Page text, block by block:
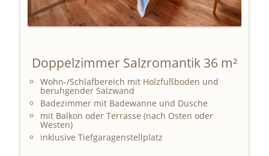
Doppelzimmer Salzromantik 36 m²
Wohn-/Schlafbereich mit Holzfußboden und
beruhgender Salzwand
Badezimmer mit Badewanne und Dusche
mit Balkon oder Terrasse (nach Osten oder
Westen)
inklusive Tiefgaragenstellplatz